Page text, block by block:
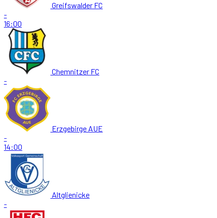
Greifswalder FC
-
16:00
Chemnitzer FC
-
Erzgebirge AUE
-
14:00
Altglienicke
-